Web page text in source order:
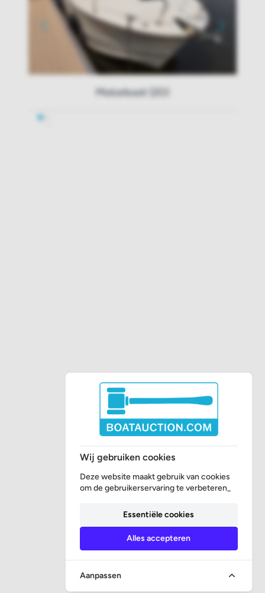
Motorboot (20)
Wij gebruiken cookies
Deze website maakt gebruik van cookies
om de gebruikerservaring te verbeteren_
Essentiële cookies
Alles accepteren
Aanpassen